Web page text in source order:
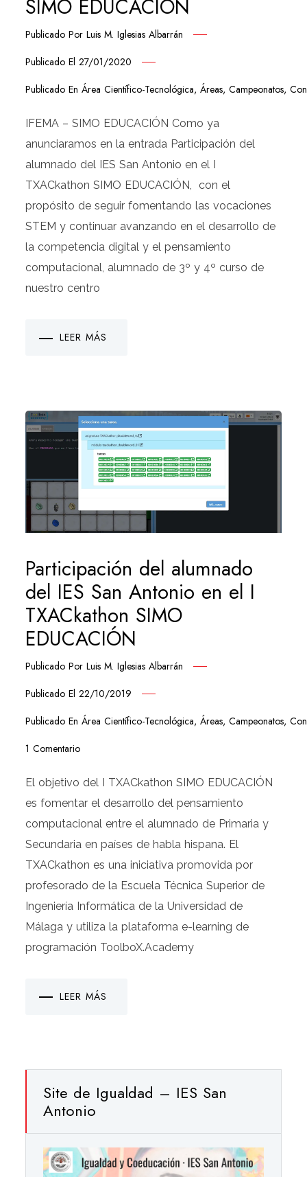
SIMO EDUCACIÓN
Publicado PorLuis M. Iglesias Albarrán
Publicado El27/01/2020
Publicado EnÁrea Científico-Tecnológica,Áreas,Campeonatos,
IFEMA – SIMO EDUCACIÓN Como ya
anunciaramos en la entrada Participación del
alumnado del IES San Antonio en el I
TXACkathon SIMO EDUCACIÓN, con el
propósito de seguir fomentando las vocaciones
STEM y continuar avanzando en el desarrollo de
la competencia digital y el pensamiento
computacional, alumnado de 3º y 4º curso de
nuestro centro
LEER MÁS
Participación del alumnado
del IES San Antonio en el I
TXACkathon SIMO
EDUCACIÓN
Publicado PorLuis M. Iglesias Albarrán
Publicado El22/10/2019
Publicado EnÁrea Científico-Tecnológica,Áreas,Campeonatos,
1 Comentario
El objetivo del I TXACkathon SIMO EDUCACIÓN
es fomentar el desarrollo del pensamiento
computacional entre el alumnado de Primaria y
Secundaria en países de habla hispana. El
TXACkathon es una iniciativa promovida por
profesorado de la Escuela Técnica Superior de
Ingeniería Informática de la Universidad de
Málaga y utiliza la plataforma e-learning de
programación ToolboX.Academy
LEER MÁS
Site de Igualdad – IES San
Antonio